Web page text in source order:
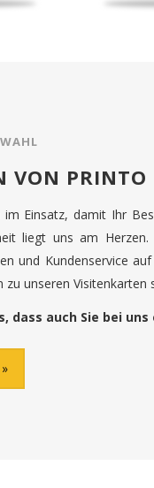
VON PRINTO
im Einsatz, damit Ihr
liegt uns am
und Kundenservice
zu unseren Visitenkarten
dass auch Sie bei